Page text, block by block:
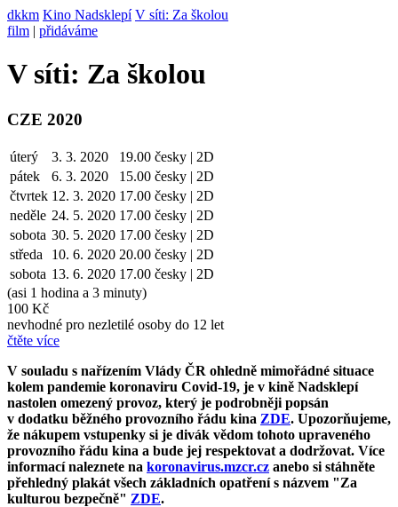
dkkm Kino Nadsklepí V síti: Za školou
film | přidáváme
V síti: Za školou
CZE 2020
úterý 3. 3. 2020 19.00 česky | 2D
pátek
6. 3. 2020 15.00 česky | 2D
čtvrtek 12. 3. 2020 17.00 česky | 2D
neděle 24. 5. 2020 17.00 česky | 2D
sobota 30. 5. 2020 17.00 česky | 2D
středa
10. 6. 2020 20.00 česky | 2D
sobota 13. 6. 2020 17.00 česky | 2D
(asi 1 hodina a 3 minuty)
100 Kč
nevhodné pro nezletilé osoby do 12 let
čtěte více
V souladu s nařízením Vlády ČR ohledně mimořádné situace
kolem pandemie koronaviru Covid-19, je v kině Nadsklepí
nastolen omezený provoz, který je podrobněji popsán
v dodatku běžného provozního řádu kina ZDE. Upozorňujeme,
že nákupem vstupenky si je divák vědom tohoto upraveného
provozního řádu kina a bude jej respektovat a dodržovat. Více
informací naleznete na koronavirus.mzcr.cz anebo si stáhněte
přehledný plakát všech základních opatření s názvem "Za
kulturou bezpečně" ZDE.